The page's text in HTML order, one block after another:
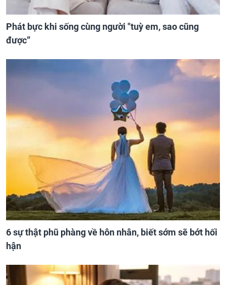
Phát bực khi sống cùng người "tuỳ em, sao cũng
được”
6 sự thật phũ phàng về hôn nhân, biết sớm sẽ bớt hối
hận